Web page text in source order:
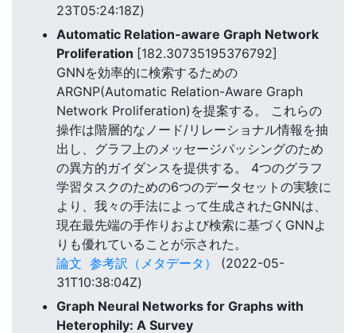
23T05:24:18Z)
Automatic Relation-aware Graph Network
Proliferation [182.30735195376792]
GNNを効率的に検索するための
ARGNP(Automatic Relation-Aware Graph
Network Proliferation)を提案する。 これらの
操作は階層的なノード/リレーショナル情報を抽
出し、グラフ上のメッセージパッシングのため
の異方的ガイダンスを提供する。 4つのグラフ
学習タスクのための6つのデータセットの実験に
より、我々の手法によって生成されたGNNは、
現在最先端の手作りおよび検索に基づくGNNよ
りも優れていることが示された。
論文 参考訳（メタデータ）
(2022-05-
31T10:38:04Z)
Graph Neural Networks for Graphs with
Heterophily: A Survey